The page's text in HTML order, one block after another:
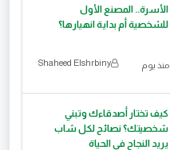
الأسرة.. المصنع الأول
للشخصية أم بداية انهيارها؟
منذ يوم Shaheed Elshrbiny
كيف تختار أصدقاءك وتبني
شخصيتك؟ نصائح لكل شاب
يريد النجاح في الحياة